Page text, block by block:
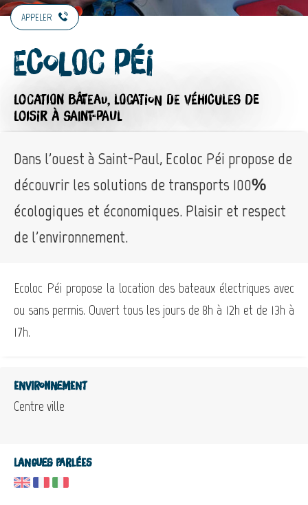
APPELER
Ecoloc Péi
LOCATION BÂTEAU, LOCATION DE VÉHICULES DE
LOISIR À SAINT-PAUL
Dans l'ouest à Saint-Paul, Ecoloc Péi propose de
découvrir les solutions de transports 100%
écologiques et économiques. Plaisir et respect
de l'environnement.
Ecoloc Péi propose la location des bateaux électriques avec
ou sans permis. Ouvert tous les jours de 8h à 12h et de 13h à
17h.
Environnement
Centre ville
Langues parlées